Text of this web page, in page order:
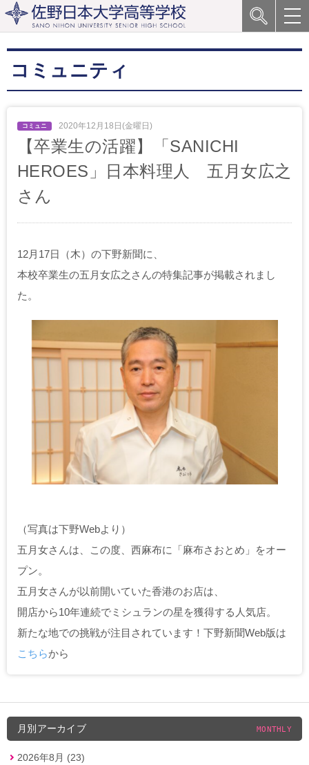
コミュニティ
2020年12月18日(金曜日)
【卒業生の活躍】「SANICHI
HEROES」日本料理人 五月女広之
さん
12月17日（木）の下野新聞に、
本校卒業生の五月女広之さんの特集記事が掲載されまし
た。
（写真は下野Webより）
五月女さんは、この度、西麻布に「麻布さおとめ」をオー
プン。
五月女さんが以前開いていた香港のお店は、
開店から10年連続でミシュランの星を獲得する人気店。
新たな地での挑戦が注目されています！下野新聞Web版は
こちらから
月別アーカイブ MONTHLY
2026年8月 (23)